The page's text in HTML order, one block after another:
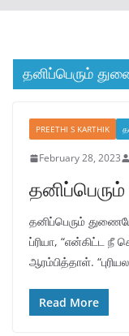
தனிப்பெரும்
PREETHI S KARTHIK
February 28, 2023
தனிப்பெரும்
ப்ரியா, “என்கிட்ட
ஆரம்பித்தாள்.
Read More